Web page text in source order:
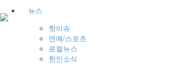
뉴스
핫이슈
연예/스포츠
로컬뉴스
한인소식